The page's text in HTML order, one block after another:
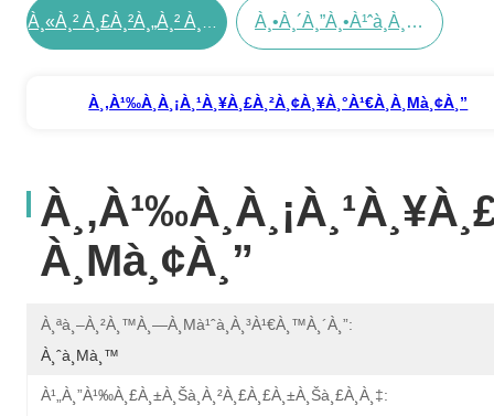
À¸«à¸² À¸£à¸²à¸„à¸² À¸—À¸µà¹ˆ À¸”à¸µ À¸—À¸µà¹ˆà¸ªà¸¸à¸” À¸•à¸´à¸”à¸•à¹ˆà¸­à¸•à¸­à¸™à¸™à¸µà¹‰
À¸‚à¹‰à¸­à¸¡à¸¹à¸¥à¸£à¸²à¸¢à¸¥à¸°à¹€à¸­à¸µà¸¢à¸”
À¸µà¸¢à¸”
À¸ªà¸–À¸²à¸™à¸—À¸µà¹ˆà¸à¸³à¹€à¸™à¸´à¸”:
À¸ˆà¸µà¸™
À¹„à¸”à¹‰à¸£à¸±à¸šà¸à¸²à¸£à¸£à¸±à¸šà¸£à¸­à¸‡: